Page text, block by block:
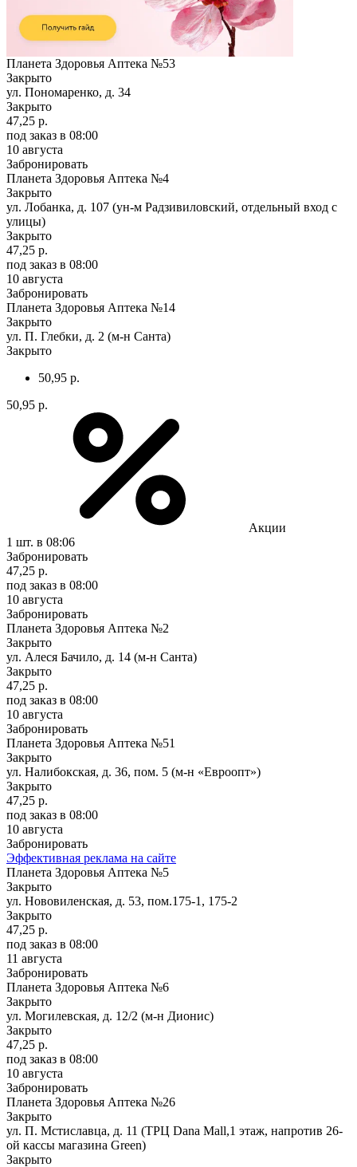
Планета Здоровья Аптека №53
Закрыто
ул. Пономаренко, д. 34
Закрыто
47,25 р.
под заказ в 08:00
10 августа
Забронировать
Планета Здоровья Аптека №4
Закрыто
ул. Лобанка, д. 107 (ун-м Радзивиловский, отдельный вход с
улицы)
Закрыто
47,25 р.
под заказ в 08:00
10 августа
Забронировать
Планета Здоровья Аптека №14
Закрыто
ул. П. Глебки, д. 2 (м-н Санта)
Закрыто
50,95 р.
50,95 р.
Акции
1 шт. в 08:06
Забронировать
47,25 р.
под заказ в 08:00
10 августа
Забронировать
Планета Здоровья Аптека №2
Закрыто
ул. Алеся Бачило, д. 14 (м-н Санта)
Закрыто
47,25 р.
под заказ в 08:00
10 августа
Забронировать
Планета Здоровья Аптека №51
Закрыто
ул. Налибокская, д. 36, пом. 5 (м-н «Евроопт»)
Закрыто
47,25 р.
под заказ в 08:00
10 августа
Забронировать
Эффективная реклама на сайте
Планета Здоровья Аптека №5
Закрыто
ул. Нововиленская, д. 53, пом.175-1, 175-2
Закрыто
47,25 р.
под заказ в 08:00
11 августа
Забронировать
Планета Здоровья Аптека №6
Закрыто
ул. Могилевская, д. 12/2 (м-н Дионис)
Закрыто
47,25 р.
под заказ в 08:00
10 августа
Забронировать
Планета Здоровья Аптека №26
Закрыто
ул. П. Мстиславца, д. 11 (ТРЦ Dana Mall,1 этаж, напротив 26-
ой кассы магазина Green)
Закрыто